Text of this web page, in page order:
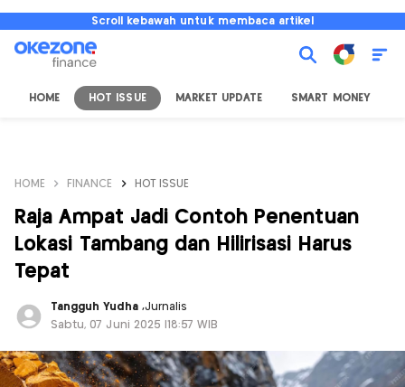
Scroll kebawah untuk membaca artikel
HOME HOT ISSUE MARKET UPDATE SMART MONEY
HOME FINANCE HOT ISSUE
Raja Ampat Jadi Contoh Penentuan
Lokasi Tambang dan Hilirisasi Harus
Tepat
Tangguh Yudha ,Jurnalis
Sabtu, 07 Juni 2025 |18:57 WIB